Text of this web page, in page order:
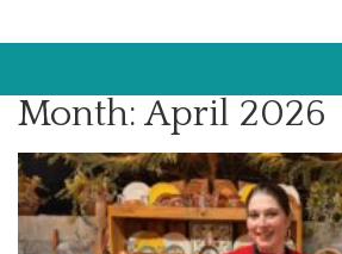
Month:April 2026